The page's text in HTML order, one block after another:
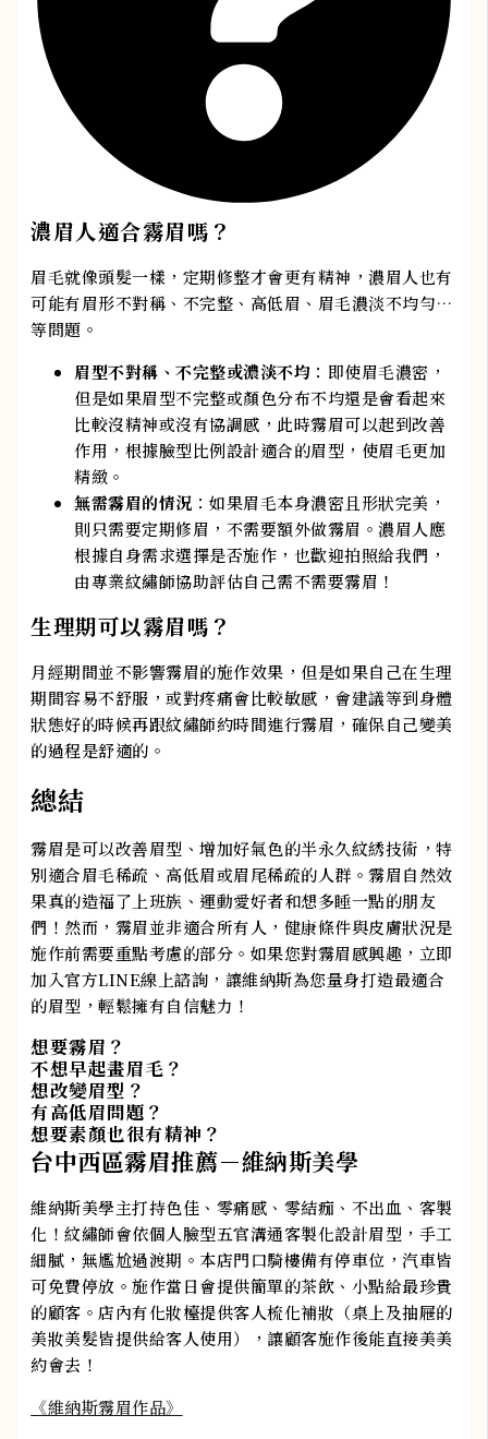
濃眉人適合霧眉嗎？​
眉毛就像頭髮一樣，定期修整才會更有精神，濃眉人也有
可能有眉形不對稱、不完整、高低眉、眉毛濃淡不均勻…
等問題。
眉型不對稱、不完整或濃淡不均 ：即使眉毛濃密，
但是如果眉型不完整或顏色分布不均還是會看起來
比較沒精神或沒有協調感，此時霧眉可以起到改善
作用，根據臉型比例設計適合的眉型，使眉毛更加
精緻。
無需霧眉的情況 ：如果眉毛本身濃密且形狀完美，
則只需要定期修眉，不需要額外做霧眉。濃眉人應
根據自身需求選擇是否施作，也歡迎拍照給我們，
由專業紋繡師協助評估自己需不需要霧眉！
生理期可以霧眉嗎？
月經期間並不影響霧眉的施作效果，但是如果自己在生理
期間容易不舒服，或對疼痛會比較敏感，會建議等到身體
狀態好的時候再跟紋繡師約時間進行霧眉，確保自己變美
的過程是舒適的。
總結
霧眉是可以改善眉型、增加好氣色的半永久紋綉技術，特
別適合眉毛稀疏、高低眉或眉尾稀疏的人群。霧眉自然效
果真的造福了上班族、運動愛好者和想多睡一點的朋友
們！然而，霧眉並非適合所有人，健康條件與皮膚狀況是
施作前需要重點考慮的部分。如果您對霧眉感興趣，立即
加入官方LINE線上諮詢，讓維納斯為您量身打造最適合
的眉型，輕鬆擁有自信魅力！
想要霧眉？
不想早起畫眉毛？
想改變眉型？
有高低眉問題？
想要素顏也很有精神？
台中西區霧眉推薦－維納斯美學
維納斯美學主打持色佳、零痛感、零結痂、不出血、客製
化！紋繡師會依個人臉型五官溝通客製化設計眉型，手工
細膩，無尷尬過渡期。本店門口騎樓備有停車位，汽車皆
可免費停放。施作當日會提供簡單的茶飲、小點給最珍貴
的顧客。店內有化妝檯提供客人梳化補妝（桌上及抽屜的
美妝美髮皆提供給客人使用），讓顧客施作後能直接美美
約會去！​
《維納斯霧眉作品》